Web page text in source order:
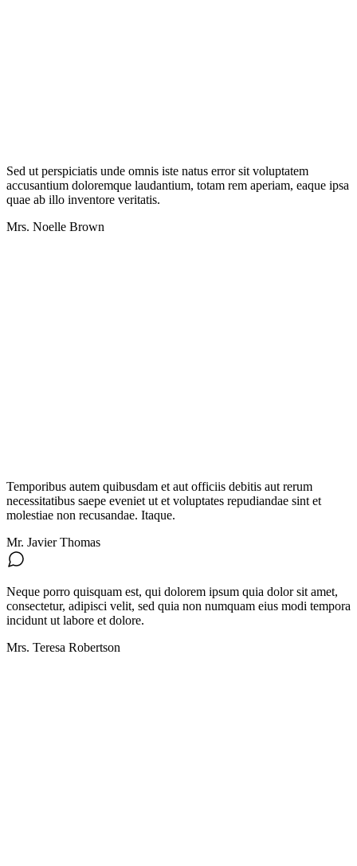
Sed ut perspiciatis unde omnis iste natus error sit voluptatem
accusantium doloremque laudantium, totam rem aperiam, eaque ipsa
quae ab illo inventore veritatis.
Mrs. Noelle Brown
Temporibus autem quibusdam et aut officiis debitis aut rerum
necessitatibus saepe eveniet ut et voluptates repudiandae sint et
molestiae non recusandae. Itaque.
Mr. Javier Thomas
Neque porro quisquam est, qui dolorem ipsum quia dolor sit amet,
consectetur, adipisci velit, sed quia non numquam eius modi tempora
incidunt ut labore et dolore.
Mrs. Teresa Robertson